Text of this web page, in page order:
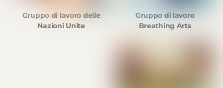
Gruppo di lavoro delle
Nazioni Unite
Gruppo di lavoro
Breathing Arts